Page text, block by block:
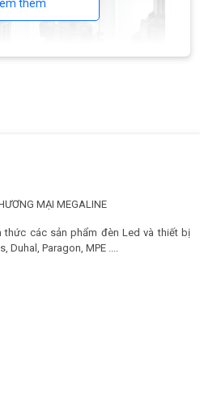
động đèn nhà xưởng philips 200w
xưởng 200W Philips
thêm
MẠI MEGALINE
thức các sản phẩm đèn Led và thiết bị
Duhal, Paragon, MPE ....